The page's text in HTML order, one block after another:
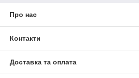
Про нас
Контакти
Доставка та оплата